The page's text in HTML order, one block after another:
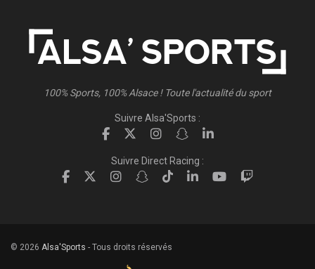
100% Sports, 100% Alsace ! Toute l'actualité du sport
Suivre Alsa'Sports :
Suivre Direct Racing :
© 2026 Alsa'Sports - Tous droits réservés